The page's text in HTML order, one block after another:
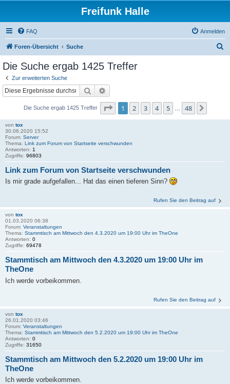
Freifunk Halle
FAQ Anmelden
Foren-Übersicht Suche
Die Suche ergab 1425 Treffer
Zur erweiterten Suche
Suche
Die Suche ergab 1425 Treffer Seite 1von 48
1 2 3 4 5 48
von tox
30.06.2020 15:52
Forum: Server
Thema: Link zum Forum von Startseite verschwunden
Antworten: 1
Zugriffe: 96803
Link zum Forum von Startseite verschwunden
Is mir grade aufgefallen... Hat das einen tieferen Sinn?
Rufen Sie den Beitrag auf
von tox
01.03.2020 06:38
Forum: Veranstaltungen
Thema: Stammtisch am Mittwoch den 4.3.2020 um 19:00 Uhr im TheOne
Antworten: 0
Zugriffe: 69478
Stammtisch am Mittwoch den 4.3.2020 um 19:00 Uhr im
TheOne
Ich werde vorbeikommen.
Rufen Sie den Beitrag auf
von tox
26.01.2020 03:46
Forum: Veranstaltungen
Thema: Stammtisch am Mittwoch den 5.2.2020 um 19:00 Uhr im TheOne
Antworten: 0
Zugriffe: 31650
Stammtisch am Mittwoch den 5.2.2020 um 19:00 Uhr im
TheOne
Ich werde vorbeikommen.